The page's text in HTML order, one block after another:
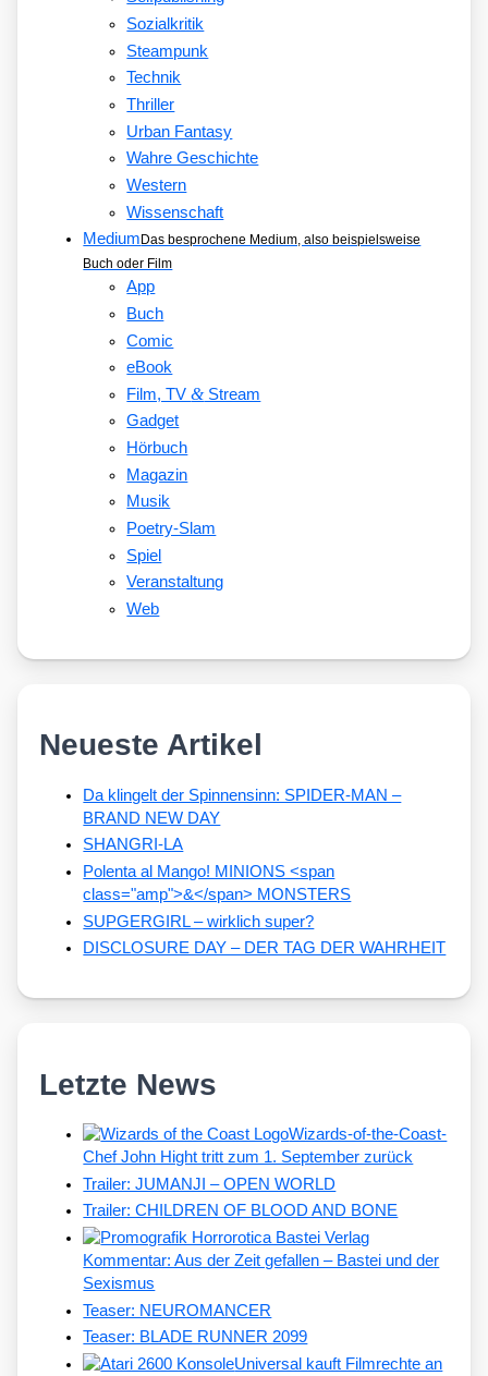
Sozialkritik
Steampunk
Technik
Thriller
Urban Fantasy
Wahre Geschichte
Western
Wissenschaft
Medium Das besprochene Medium, also beispielsweise
Buch oder Film
App
Buch
Comic
eBook
Film, TV&Stream
Gadget
Hörbuch
Magazin
Musik
Poetry-Slam
Spiel
Veranstaltung
Web
Neueste Artikel
Da klingelt der Spinnensinn: SPIDER-MAN –
BRAND NEW DAY
SHANGRI-LA
Polenta al Mango! MINIONS <span
class="amp">&</span> MONSTERS
SUPGERGIRL – wirklich super?
DISCLOSURE DAY – DER TAG DER WAHRHEIT
Letzte News
Wizards-of-the-Coast-
Chef John Hight tritt zum 1. September zurück
Trailer: JUMANJI – OPEN WORLD
Trailer: CHILDREN OF BLOOD AND BONE
Kommentar: Aus der Zeit gefallen – Bastei und der
Sexismus
Teaser: NEUROMANCER
Teaser: BLADE RUNNER 2099
Universal kauft Filmrechte an